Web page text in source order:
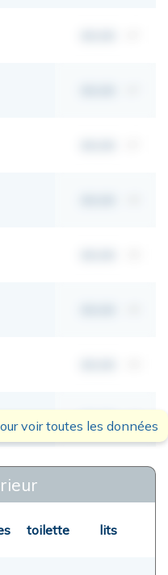
00,00
voir toutes les données
toilette lits